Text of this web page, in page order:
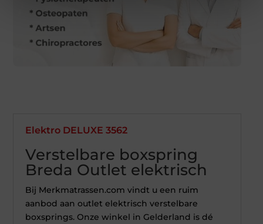
Elektro DELUXE 3562
Verstelbare boxspring
Breda Outlet elektrisch
Bij Merkmatrassen.com vindt u een ruim
aanbod aan outlet elektrisch verstelbare
boxsprings. Onze winkel in Gelderland is dé